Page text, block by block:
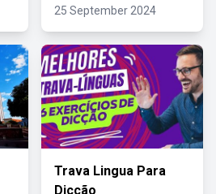
25 September 2024
Trava Lingua Para
Dicção